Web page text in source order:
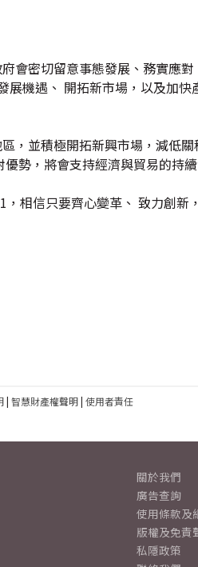
會密切留意事態發展、務實應
機遇、 開拓新市場，以及加
，並積極開拓新興市場，減低
勢，將會支持經濟與貿易的持續
相信只要齊心變革、 致力創新
| 智慧財產權聲明| 使用者責任
關於我們
廣告查詢
使用條款及
版權及免責
私隱政策